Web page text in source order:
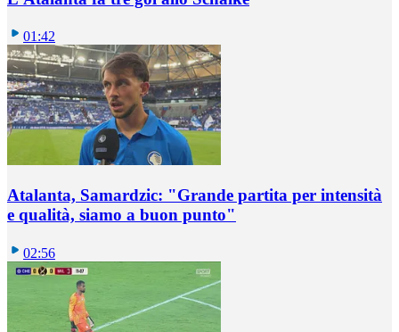
01:42
Atalanta, Samardzic: "Grande partita per intensità
e qualità, siamo a buon punto"
02:56